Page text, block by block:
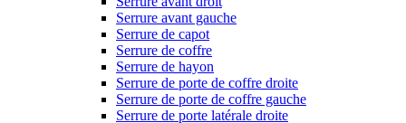
Serrure avant gauche
Serrure de capot
Serrure de coffre
Serrure de hayon
Serrure de porte de coffre droite
Serrure de porte de coffre gauche
Serrure de porte latérale droite